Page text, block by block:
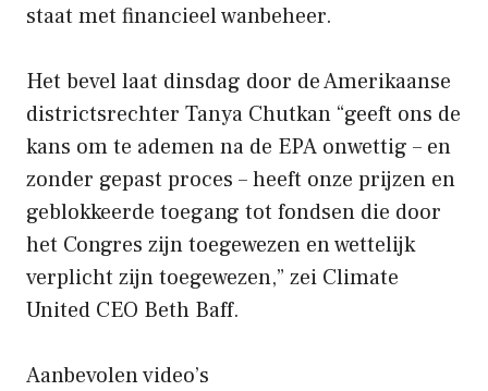
staat met financieel wanbeheer.
Het bevel laat dinsdag door de Amerikaanse
districtsrechter Tanya Chutkan “geeft ons de
kans om te ademen na de EPA onwettig – en
zonder gepast proces – heeft onze prijzen en
geblokkeerde toegang tot fondsen die door
het Congres zijn toegewezen en wettelijk
verplicht zijn toegewezen,” zei Climate
United CEO Beth Baff.
Aanbevolen video’s